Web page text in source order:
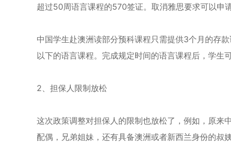
超过50周语言课程的570签证。取消雅思要求可以申
中国学生赴澳洲读部分预科课程只需提供3个月的存
以下的语言课程。完成规定时间的语言课程后，学生
2、担保人限制放松
这次政策调整对担保人的限制也放松了，例如，原来
配偶，兄弟姐妹，还有具备澳洲或者新西兰身份的叔